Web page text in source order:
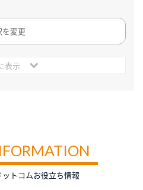
を変更
表示
トコムお役立ち情報